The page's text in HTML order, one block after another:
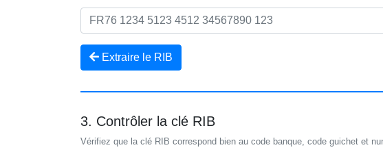
Extraire le RIB
3. Contrôler la clé RIB
Vérifiez que la clé RIB correspond bien au code banque, code guichet et